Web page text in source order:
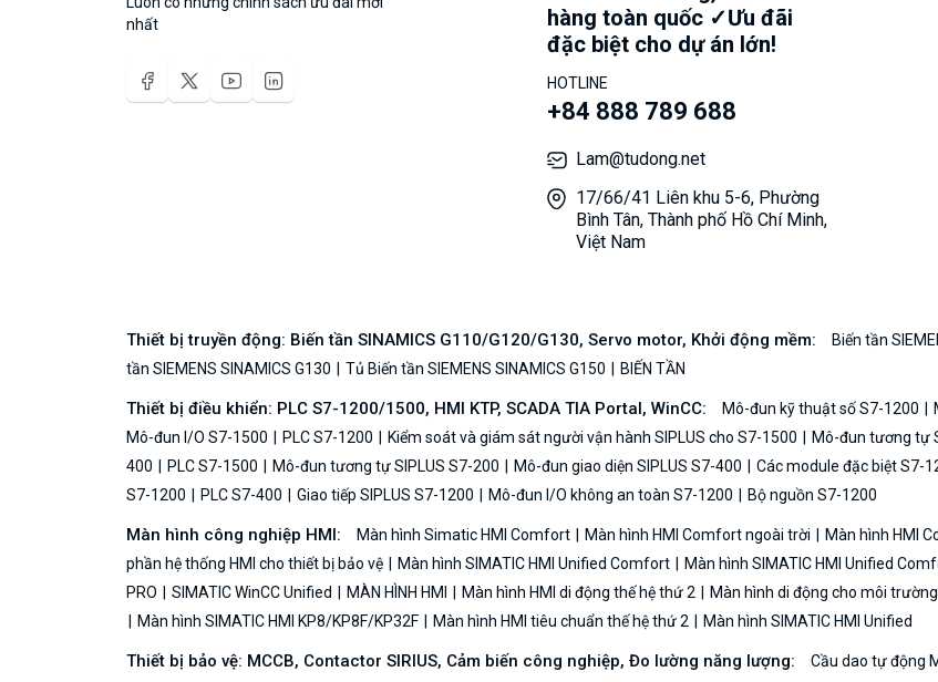
nhất
hàng toàn quốc ✓Ưu đãi
đặc biệt cho dự án lớn!
HOTLINE
+84 888 789 688
Lam@tudong.net
17/66/41 Liên khu 5-6, Phường
Bình Tân, Thành phố Hồ Chí Minh,
Việt Nam
Thiết bị truyền động: Biến tần SINAMICS G110/G120/G130, Servo motor, Khởi động mềm: Biến tần
tần SIEMENS SINAMICS G130
Tủ Biến tần SIEMENS SINAMICS G150 BIẾN TẦN
Thiết bị điều khiển: PLC S7-1200/1500, HMI KTP, SCADA TIA Portal, WinCC: Mô-đun kỹ thuật số S7-1200
Mô-đun I/O S7-1500
PLC S7-1200 Kiểm soát và giám sát người vận hành SIPLUS cho S7-1500 Mô-đun tương tự
400
PLC S7-1500 Mô-đun tương tự SIPLUS S7-200 Mô-đun giao diện SIPLUS S7-400 Các module đặc biệt S7-
S7-1200
PLC S7-400 Giao tiếp SIPLUS S7-1200 Mô-đun I/O không an toàn S7-1200 Bộ nguồn S7-1200
Màn hình công nghiệp HMI: Màn hình Simatic HMI Comfort Màn hình HMI Comfort ngoài trời Màn hình HMI
phần hệ thống HMI cho thiết bị bảo vệ
Màn hình SIMATIC HMI Unified Comfort Màn hình SIMATIC HMI Unified
PRO
SIMATIC WinCC Unified MÀN HÌNH HMI Màn hình HMI di động thế hệ thứ 2 Màn hình di động cho môi
Màn hình SIMATIC HMI KP8/KP8F/KP32F
Màn hình HMI tiêu chuẩn thế hệ thứ 2 Màn hình SIMATIC HMI Unified
Thiết bị bảo vệ: MCCB, Contactor SIRIUS, Cảm biến công nghiệp, Đo lường năng lượng: Cầu dao tự động